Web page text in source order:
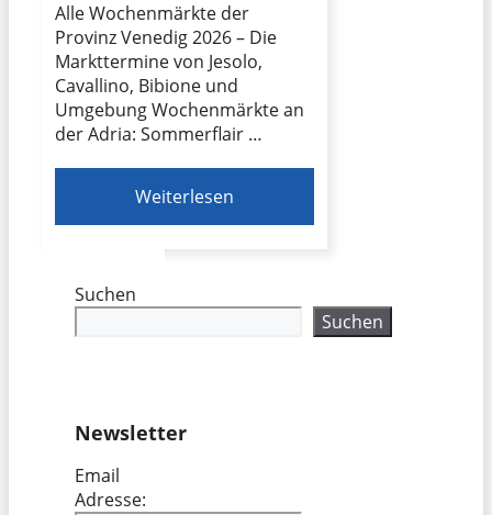
Alle Wochenmärkte der
Provinz Venedig 2026 – Die
Markttermine von Jesolo,
Cavallino, Bibione und
Umgebung Wochenmärkte an
der Adria: Sommerflair …
Weiterlesen
Suchen
Suchen
Newsletter
Email
Adresse: